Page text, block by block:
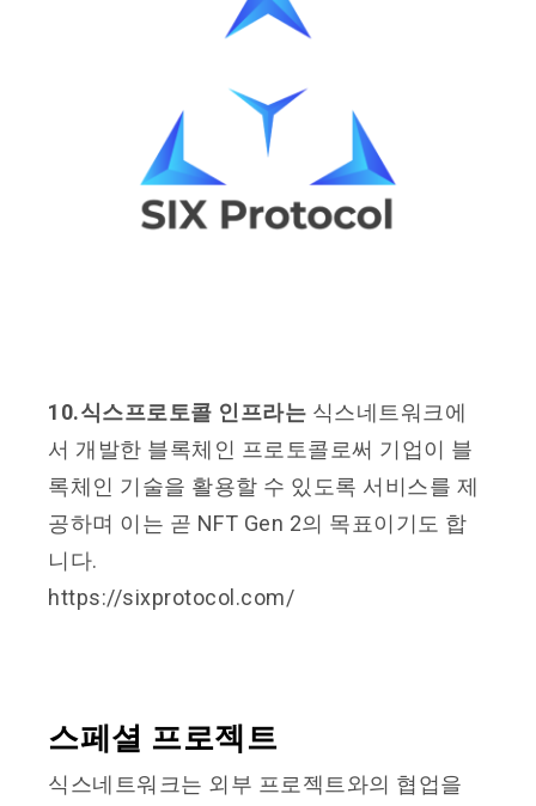
10.식스프로토콜 인프라는 식스네트워크에
서 개발한 블록체인 프로토콜로써 기업이 블
록체인 기술을 활용할 수 있도록 서비스를 제
공하며 이는 곧 NFT Gen 2의 목표이기도 합
니다.
https://sixprotocol.com/
스페셜 프로젝트
식스네트워크는 외부 프로젝트와의 협업을